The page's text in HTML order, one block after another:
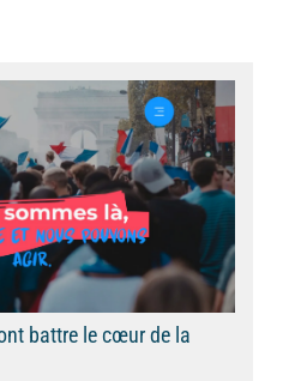
battre le cœur de la